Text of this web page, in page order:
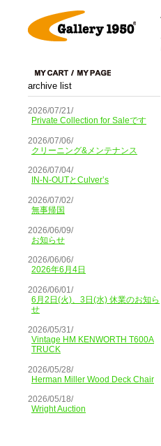
archive list
2026/07/21/
Private Collection for Saleです
2026/07/06/
クリーニング&メンテナンス
2026/07/04/
IN-N-OUTとCulver’s
2026/07/02/
無事帰国
2026/06/09/
お知らせ
2026/06/06/
2026年6月4日
2026/06/01/
6月2日(火)、3日(水) 休業のお知ら
せ
2026/05/31/
Vintage HM KENWORTH T600A
TRUCK
2026/05/28/
Herman Miller Wood Deck Chair
2026/05/18/
Wright Auction